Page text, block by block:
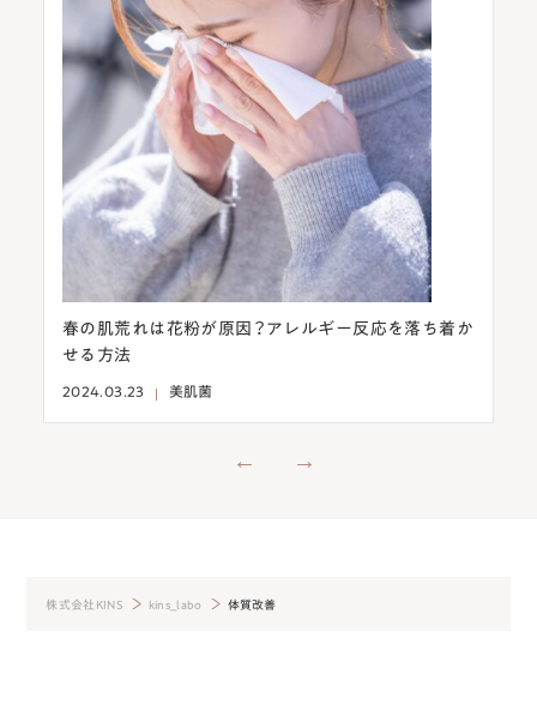
れは花粉が原因？アレルギー反応を落ち着か
美肌菌
意外！目の下の
株式会社KINS kins_labo 体質改善